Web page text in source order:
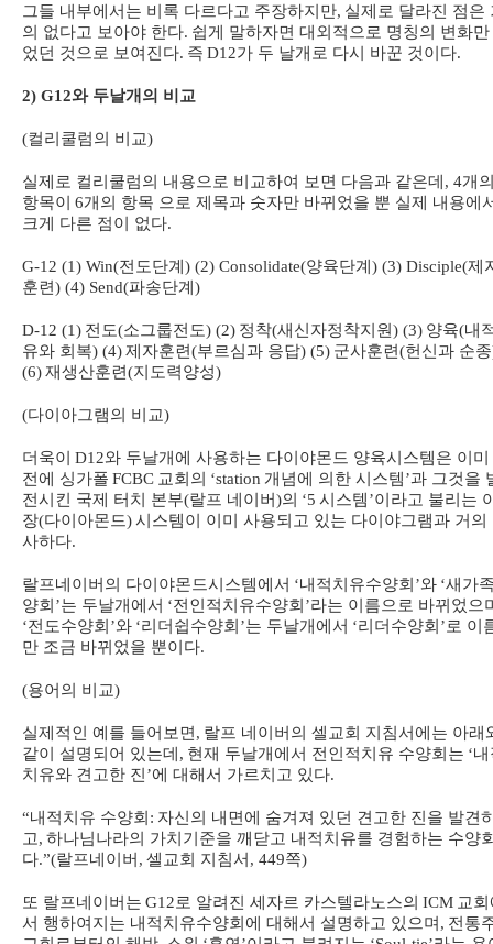
그들 내부에서는 비록 다르다고 주장하지만, 실제로 달라진 점은
의 없다고 보아야 한다. 쉽게 말하자면 대외적으로 명칭의 변화만
었던 것으로 보여진다. 즉 D12가 두 날개로 다시 바꾼 것이다.
2) G12와 두날개의 비교
(컬리쿨럼의 비교)
실제로 컬리쿨럼의 내용으로 비교하여 보면 다음과 같은데 , 4개
항목이 6개의 항목 으로 제목과 숫자만 바뀌었을 뿐 실제 내용에
크게 다른 점이 없다.
G-12 (1) Win(전도단계 ) (2) Consolidate(양육단계 ) (3) Disciple(제
훈련) (4) Send(파송단계 )
D-12 (1) 전도(소그룹전도) (2) 정착(새신자정착지원) (3) 양육(내
유와 회복) (4)제자훈련(부르심과 응답) (5) 군사훈련(헌신과 순종
(6)재생산훈련(지도력양성)
(다이아그램의 비교)
더욱이 D12와 두날개에 사용하는 다이야몬드 양육시스템은 이미
전에 싱가폴 FCBC 교회의 ‘station 개념에 의한 시스템’과 그것을
전시킨 국제 터치 본부(랄프 네이버)의 ‘5 시스템’이라고 불리는
장(다이아몬드)시스템이 이미 사용되고 있는 다이야그램과 거의
사하다.
랄프네이버의 다이야몬드시스템에서 ‘내적치유수양회 ’와 ‘새가
양회 ’는 두날개에서 ‘전인적치유수양회 ’라는 이름으로 바뀌었으
‘전도수양회 ’와 ‘리더쉽수양회 ’는 두날개에서 ‘리더수양회 ’로 이
만 조금 바뀌었을 뿐이다.
(용어의 비교)
실제적인 예를 들어보면 , 랄프 네이버의 셀교회 지침서에는 아래
같이 설명되어 있는데 , 현재 두날개에서 전인적치유 수양회는 ‘
치유와 견고한 진 ’에 대해서 가르치고 있다.
“내적치유 수양회 : 자신의 내면에 숨겨져 있던 견고한 진을 발견
고, 하나님나라의 가치기준을 깨닫고 내적치유를 경험하는 수양
다.”(랄프네이버 , 셀교회 지침서 , 449쪽)
또 랄프네이버는 G12로 알려진 세자르 카스텔라노스의 ICM 교
서 행하여지는 내적치유수양회에 대해서 설명하고 있으며 , 전통